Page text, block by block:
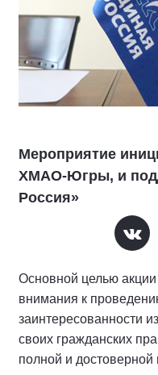
Мероприятие
ХМАО-Югры, и
Россия»
Основной целью
внимания к
заинтересованности
своих гражданских
полной и